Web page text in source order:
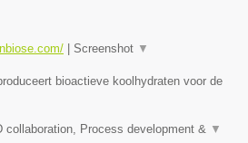
Screenshot ▼
bioactieve koolhydraten voor de
collaboration, Process development & ▼